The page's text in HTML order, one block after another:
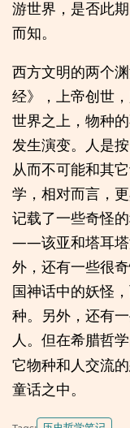
游世界，是否此
而知。
西方文明的两个
经》，上帝创世
世界之上，物种
发生演变。人是
从而不可能和其
学，相对而言，
记载了一些奇怪
——该亚和塔耳塔
外，还有一些很
国神话中的妖怪
种。另外，还有
人。但在希腊哲
它物种和人交流
童话之中。